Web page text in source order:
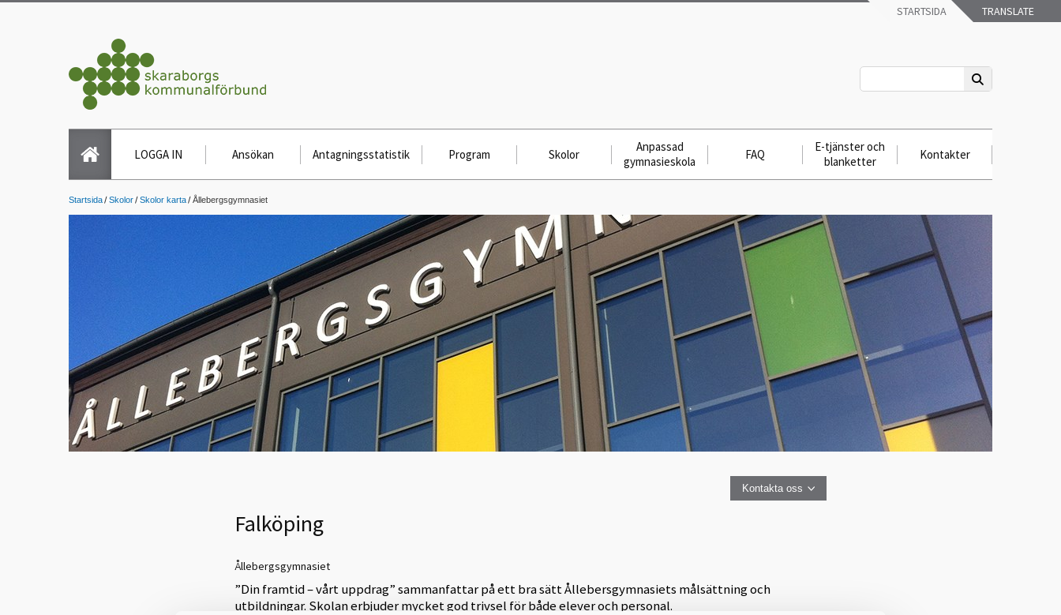
STARTSIDA TRANSLATE
LOGGA IN Ansökan Antagningsstatistik Program Skolor
Anpassad
gymnasieskola
FAQ
E-tjänster och
blanketter
Kontakter
Startsida Skolor Skolor karta Ållebergsgymnasiet
Kontakta oss
Falköping
Ållebergsgymnasiet
”Din framtid – vårt uppdrag” sammanfattar på ett bra sätt Ållebersgymnasiets målsättning och
utbildningar. Skolan erbjuder mycket god trivsel för både elever och personal.